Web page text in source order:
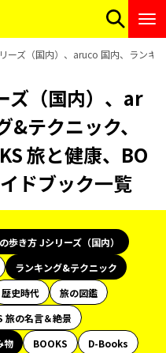
ーズ（国内）、aruco 国内、ランキ
ズ（国内）、ar
テクニック、
旅と健康、BO
ドブック一覧
歩き方 Jシリーズ（国内）
ランキング&テクニック
歴史時代
旅の図鑑
旅の名言＆絶景
物 BOOKS
D-Books